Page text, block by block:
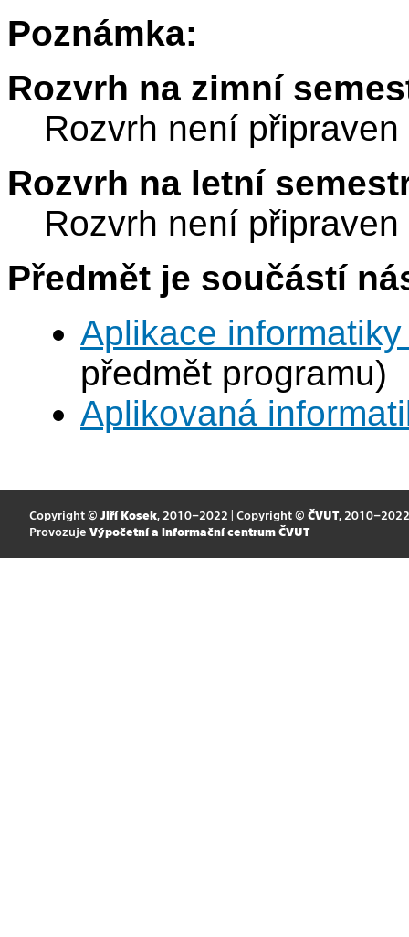
Poznámka:
Rozvrh na zimní
Rozvrh není připraven
Rozvrh na letní
Rozvrh není připraven
Předmět je součástí
Aplikace
předmět programu)
Aplikovaná
Copyright © Jiří Kosek, 2010–2022 | Copyright © ČVUT, 2010–2022
Provozuje Výpočetní a informační centrum ČVUT